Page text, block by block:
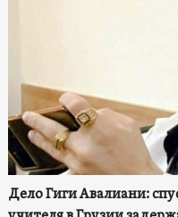
Дело Гиги Авалиани: